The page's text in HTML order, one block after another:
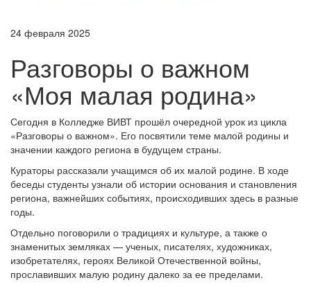
24 февраля 2025
Разговоры о важном
«Моя малая родина»
Сегодня в Колледже ВИВТ прошёл очередной урок из цикла
«Разговоры о важном». Его посвятили теме малой родины и
значении каждого региона в будущем страны.
Кураторы рассказали учащимся об их малой родине. В ходе
беседы студенты узнали об истории основания и становления
региона, важнейших событиях, происходивших здесь в разные
годы.
Отдельно поговорили о традициях и культуре, а также о
знаменитых земляках — ученых, писателях, художниках,
изобретателях, героях Великой Отечественной войны,
прославивших малую родину далеко за ее пределами.